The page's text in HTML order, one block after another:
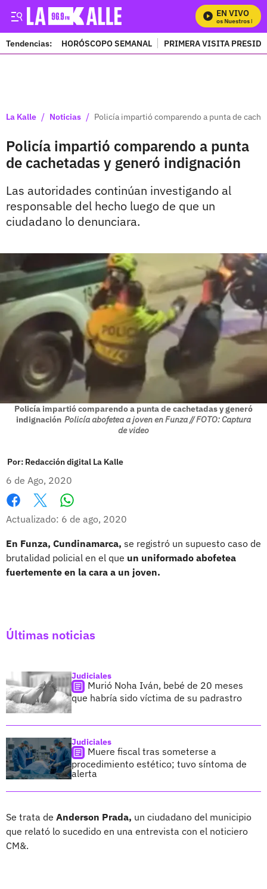
EN VIVO
Mira Todos Nuestros
Tendencias: HORÓSCOPO SEMANAL PRIMERA VISITA
La Kalle / Noticias / Policía impartió comparendo a punta de
Policía impartió comparendo a punta
de cachetadas y generó indignación
Las autoridades continúan investigando al
responsable del hecho luego de que un
ciudadano lo denunciara.
Policía impartió comparendo a punta de cachetadas y generó
indignación Policía abofetea a joven en Funza // FOTO: Captura
de video
Por: Redacción digital La Kalle
6 de Ago, 2020
Facebook
X
Actualizado: 6 de ago, 2020
En Funza, Cundinamarca, se registró un supuesto caso de
brutalidad policial en el que un uniformado abofetea
fuertemente en la cara a un joven.
Últimas noticias
Judiciales
Murió Noha Iván, bebé de 20 meses
que habría sido víctima de su padrastro
Judiciales
Muere fiscal tras someterse a
procedimiento estético; tuvo síntoma de
alerta
Se trata de Anderson Prada, un ciudadano del municipio
que relató lo sucedido en una entrevista con el noticiero
CM&.